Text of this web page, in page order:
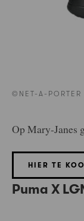
©NET-A-PORTER
Op Mary-Janes
HIER TE
Puma X